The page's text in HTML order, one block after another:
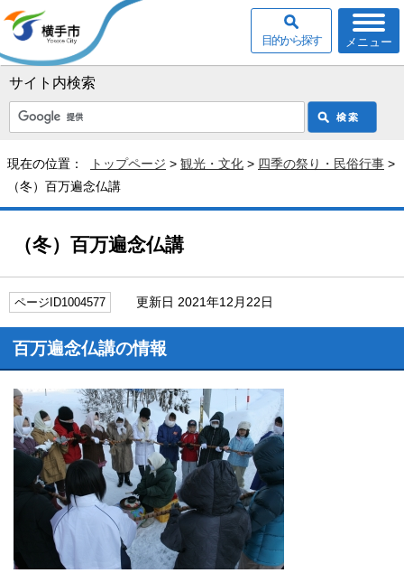
サイト内検索
メニュー
目的から探す
現在の位置： トップページ > 観光・文化 > 四季の祭り・民俗行事 >
（冬）百万遍念仏講
（冬）百万遍念仏講
ページID1004577 更新日 2021年12月22日
百万遍念仏講の情報